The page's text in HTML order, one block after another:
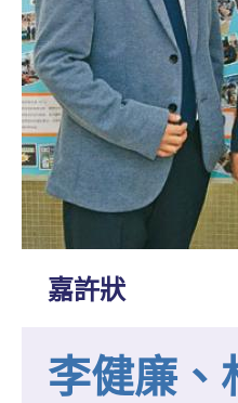
嘉許狀
李健廉、